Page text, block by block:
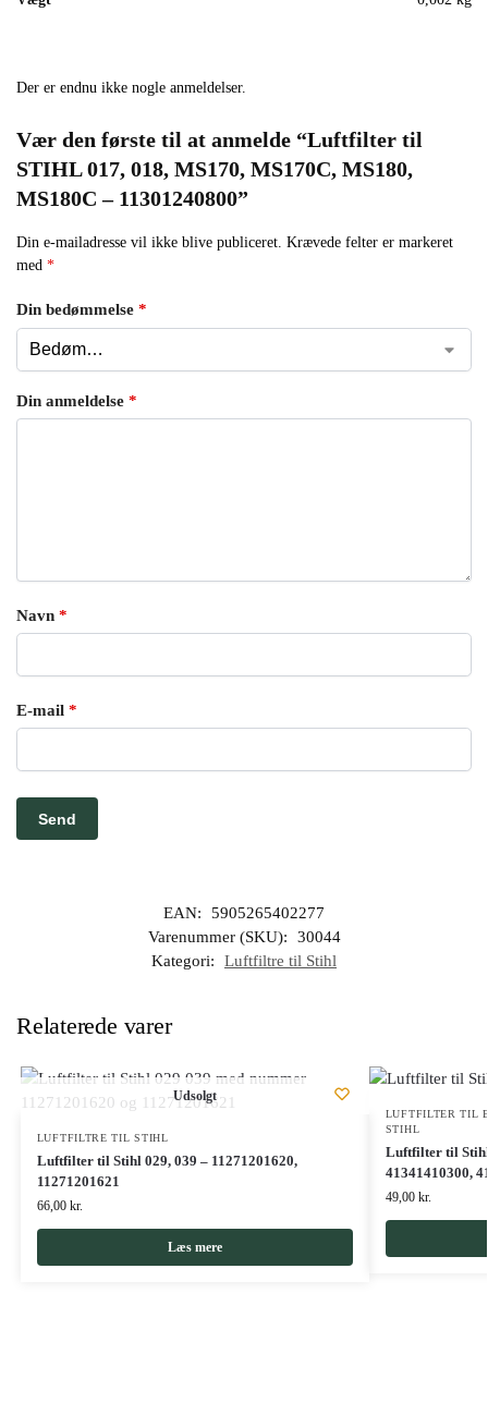
Der er endnu ikke nogle anmeldelser.
Vær den første til at anmelde “Luftfilter til
STIHL 017, 018, MS170, MS170C, MS180,
MS180C – 11301240800”
Din e-mailadresse vil ikke blive publiceret. Krævede felter er markeret
med *
Din bedømmelse *
Din anmeldelse *
Navn *
E-mail *
EAN:
5905265402277
Varenummer (SKU):
30044
Kategori:
Luftfiltre til Stihl
Relaterede varer
Udsolgt
LUFTFILTRE TIL STIHL
Luftfilter til Stihl 029, 039 – 11271201620,
11271201621
66,00 kr.
Læs mere
LUFTFILTER TIL
STIHL
Luftfilter til Stihl
41341410300,
49,00 kr.